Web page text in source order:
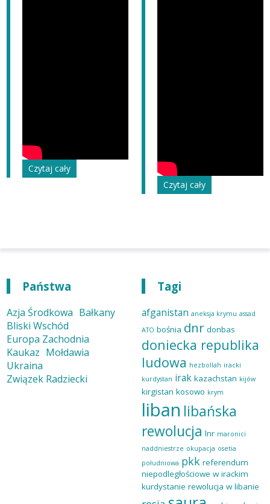
Czytaj cały
Czytaj cały
Państwa
Azja Środkowa Bałkany
Bliski Wschód
Europa Zachodnia
Kaukaz Mołdawia
Ukraina
Związek Radziecki
Tagi
afganistan aneksja krymu assad
ATO bośnia dnr donbas
doniecka republika
ludowa hezbollah iracki
kurdystan irak kazachstan kijów
kirgistan kosowo krym
liban libańska
rewolucja lnr maronici
naddniestrze okupacja osetia
południowa pkk referendum
niepodległościowe w irackim
kurdystanie rewolucja w libanie